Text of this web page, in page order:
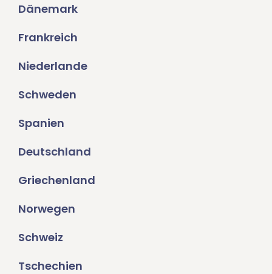
Dänemark
Frankreich
Niederlande
Schweden
Spanien
Deutschland
Griechenland
Norwegen
Schweiz
Tschechien